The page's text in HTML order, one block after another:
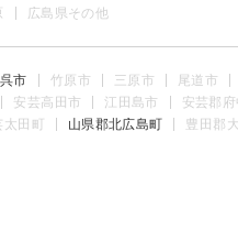
広島県その他
呉市 竹原市 三原市 尾道市
安芸高田市 江田島市 安芸郡府
田町
山県郡北広島町 豊田郡